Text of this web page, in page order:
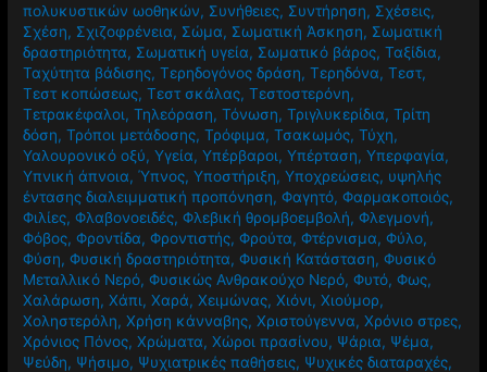
πολυκυστικών ωοθηκών, Συνήθειες, Συντήρηση, Σχέσεις,
Σχέση, Σχιζοφρένεια, Σώμα, Σωματική Άσκηση, Σωματική
δραστηριότητα, Σωματική υγεία, Σωματικό βάρος,Ταξίδια,
Ταχύτητα βάδισης,Τερηδογόνος δράση,Τερηδόνα,Τεστ,
Τεστ κοπώσεως,Τεστ σκάλας,Τεστοστερόνη,
Τετρακέφαλοι,Τηλεόραση,Τόνωση,Τριγλυκερίδια,Τρίτη
δόση,Τρόποι μετάδοσης,Τρόφιμα,Τσακωμός,Τύχη,
Υαλουρονικό οξύ,Υγεία,Υπέρβαροι,Υπέρταση,Υπερφαγία,
Υπνική άπνοια,Ύπνος,Υποστήριξη,Υποχρεώσεις, υψηλής
έντασης διαλειμματική προπόνηση,Φαγητό,Φαρμακοποιός,
Φιλίες,Φλαβονοειδές,Φλεβική θρομβοεμβολή,Φλεγμονή,
Φόβος,Φροντίδα,Φροντιστής,Φρούτα,Φτέρνισμα,Φύλο,
Φύση,Φυσική δραστηριότητα,Φυσική Κατάσταση,Φυσικό
Μεταλλικό Νερό,Φυσικώς Ανθρακούχο Νερό,Φυτό,Φως,
Χαλάρωση,Χάπι,Χαρά,Χειμώνας,Χιόνι,Χιούμορ,
Χοληστερόλη,Χρήση κάνναβης,Χριστούγεννα,Χρόνιο στρες,
Χρόνιος Πόνος,Χρώματα,Χώροι πρασίνου, Ψάρια, Ψέμα,
Ψεύδη, Ψήσιμο, Ψυχιατρικές παθήσεις, Ψυχικές διαταραχές,